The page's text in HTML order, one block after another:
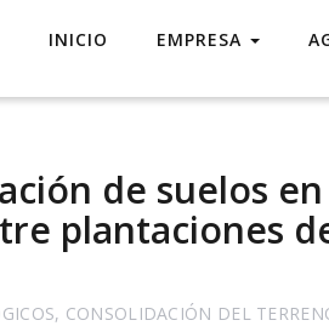
INICIO EMPRESA
de suelos
plantaciones
, CONSOLIDACIÓN DEL